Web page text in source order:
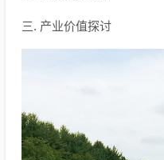
三. 产业价值探讨